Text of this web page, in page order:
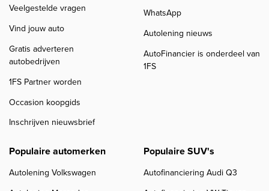
Veelgestelde vragen
Vind jouw auto
Gratis adverteren
autobedrijven
1FS Partner worden
Occasion koopgids
Inschrijven nieuwsbrief
WhatsApp
Autolening nieuws
AutoFinancier is onderdeel van
1FS
Populaire automerken
Autolening Volkswagen
Populaire SUV's
Autofinanciering Audi Q3